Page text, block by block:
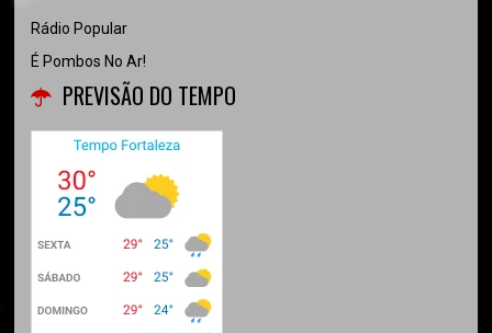
Rádio Popular
É Pombos No Ar!
PREVISÃO DO TEMPO